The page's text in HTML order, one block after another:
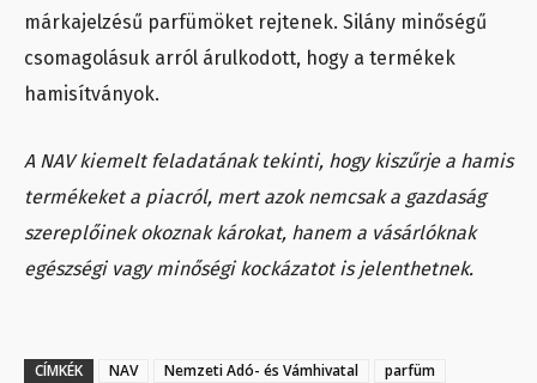
márkajelzésű parfümöket rejtenek. Silány minőségű
csomagolásuk arról árulkodott, hogy a termékek
hamisítványok.
A NAV kiemelt feladatának tekinti, hogy kiszűrje a hamis
termékeket a piacról, mert azok nemcsak a gazdaság
szereplőinek okoznak károkat, hanem a vásárlóknak
egészségi vagy minőségi kockázatot is jelenthetnek.
CÍMKÉK NAV Nemzeti Adó- és Vámhivatal
parfüm